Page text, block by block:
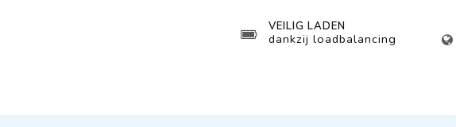
VEILIG LADEN
dankzij loadbalancing